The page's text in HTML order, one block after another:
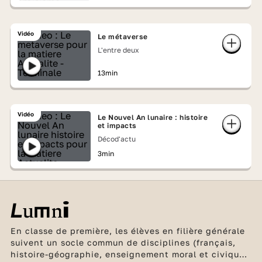
Vidéo
Le métaverse
L'entre deux
13min
Vidéo
Le Nouvel An lunaire : histoire
et impacts
Décod'actu
3min
En classe de première, les élèves en filière générale
suivent un socle commun de disciplines (français,
histoire-géographie, enseignement moral et civique,